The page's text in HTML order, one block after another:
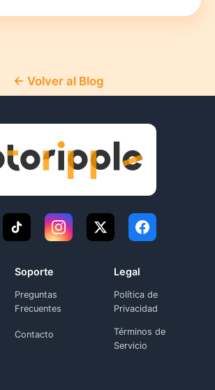
← Volver al Blog
Soporte
Preguntas
Frecuentes
Contacto
Legal
Política de
Privacidad
Términos de
Servicio